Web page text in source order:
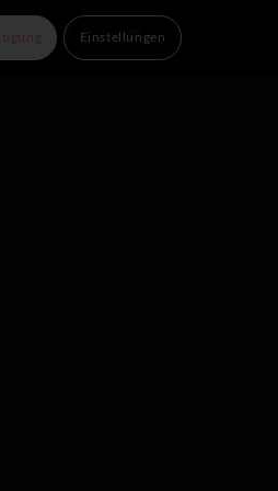
Einstellungen